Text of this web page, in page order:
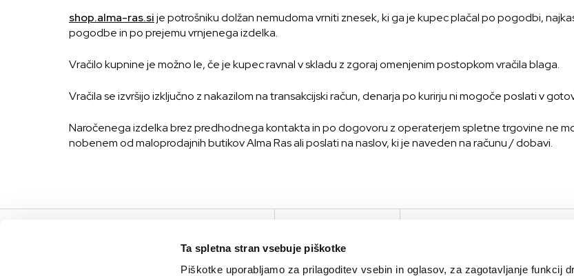
Ta spletna stran vsebuje piškotke
Piškotke uporabljamo za prilagoditev vsebin in oglasov, za zagotavljanje funkcij
shop.alma-ras.sije potrošniku dolžan nemudoma vrniti znesek, ki ga je kupec plačal po pogodbi,
pogodbe in po prejemu vrnjenega izdelka.
Vračilo kupnine je možno le, če je kupec ravnal v skladu z zgoraj omenjenim postopkom vračila blaga.
Vračila se izvršijo izključno z nakazilom na transakcijski račun, denarja po kurirju ni mogoče poslati v
Naročenega izdelka brez predhodnega kontakta in po dogovoru z operaterjem spletne trgovine ne
nobenem od maloprodajnih butikov Alma Ras ali poslati na naslov, ki je naveden na računu / dobavi.
O nas Kontakt